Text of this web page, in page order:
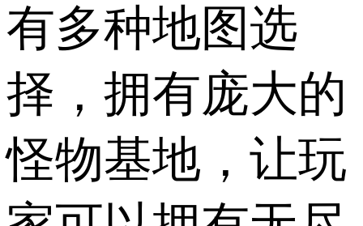
有多种地图选
择，拥有庞大的
怪物基地，让玩